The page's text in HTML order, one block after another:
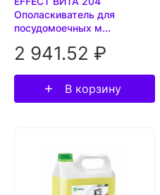
Ополаскиватель для
посудомоечных м...
2 941.52 ₽
В корзину